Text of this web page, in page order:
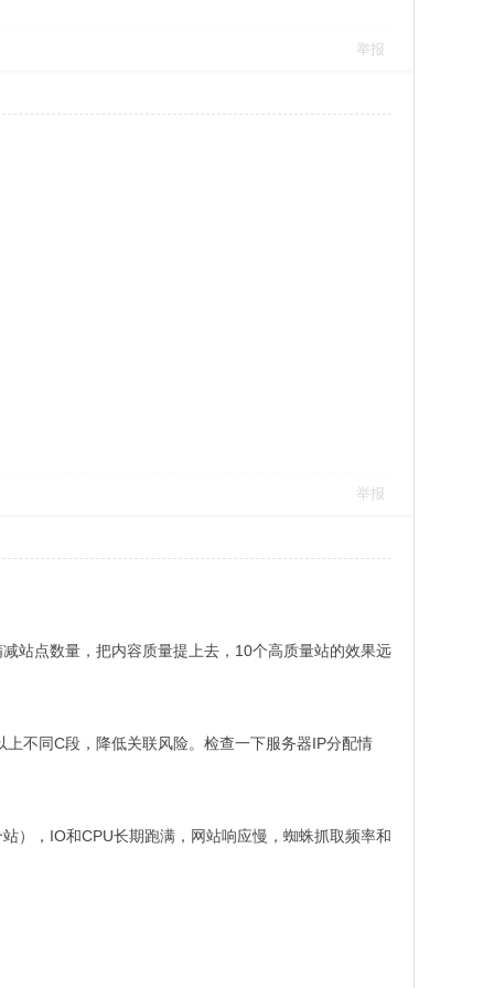
举报
举报
站点数量，把内容质量提上去，10个高质量站的效果远
不同C段，降低关联风险。检查一下服务器IP分配情
），IO和CPU长期跑满，网站响应慢，蜘蛛抓取频率和